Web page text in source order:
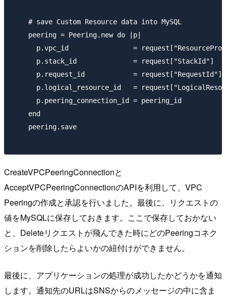
    # save Custom Resource data into MySQL
    peering = Peering.new do |p|
p.vpc_id                =
      p.stack_id              = request["StackId"]
      p.request_id            = request["RequestId"]
p.logical_resource_id   =
      p.peering_connection_id = peering_id
    end
    peering.save
CreateVPCPeeringConnectionと
AcceptVPCPeeringConnectionのAPIを利用して、VPC
Peeringの作成と承認を行いました。最後に、リクエストの
値をMySQLに保存しておきます。ここで保存しておかない
と、Deleteリクエストが飛んできた時にどのPeeringコネク
ションを削除したらよいかの紐付けができません。
最後に、アプリケーションの処理が成功したかどうかを通知
します。通知先のURLはSNSからのメッセージの中に含ま